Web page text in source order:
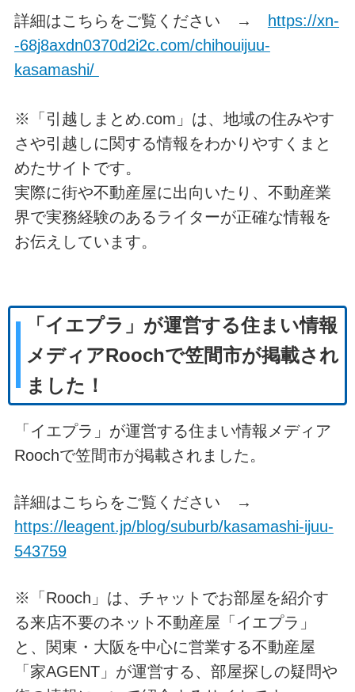
詳細はこちらをご覧ください →
https://xn-
-68j8axdn0370d2i2c.com/chihouijuu-
kasamashi/
※「引越しまとめ.com」は、地域の住みやす
さや引越しに関する情報をわかりやすくまと
めたサイトです。
実際に街や不動産屋に出向いたり、不動産業
界で実務経験のあるライターが正確な情報を
お伝えしています。
「イエプラ」が運営する住まい情報
メディアRoochで笠間市が掲載され
ました！
「イエプラ」が運営する住まい情報メディア
Roochで笠間市が掲載されました。
詳細はこちらをご覧ください →
https://leagent.jp/blog/suburb/kasamashi-ijuu-
543759
※「Rooch」は、チャットでお部屋を紹介す
る来店不要のネット不動産屋「イエプラ」
と、関東・大阪を中心に営業する不動産屋
「家AGENT」が運営する、部屋探しの疑問や